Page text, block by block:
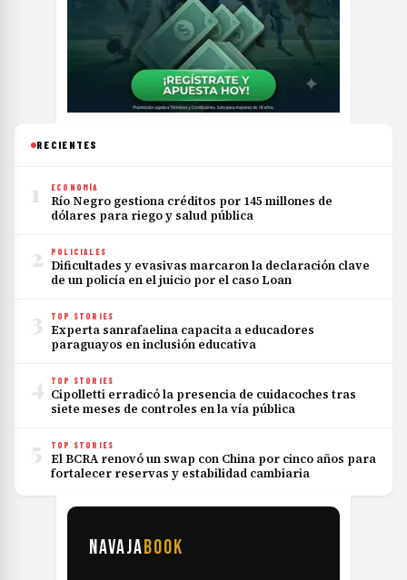
RECIENTES
1 ECONOMÍA
Río Negro gestiona créditos por 145 millones de
dólares para riego y salud pública
2 POLICIALES
Dificultades y evasivas marcaron la declaración clave
de un policía en el juicio por el caso Loan
3 TOP STORIES
Experta sanrafaelina capacita a educadores
paraguayos en inclusión educativa
4 TOP STORIES
Cipolletti erradicó la presencia de cuidacoches tras
siete meses de controles en la vía pública
5 TOP STORIES
El BCRA renovó un swap con China por cinco años para
fortalecer reservas y estabilidad cambiaria
NAVAJABOOK